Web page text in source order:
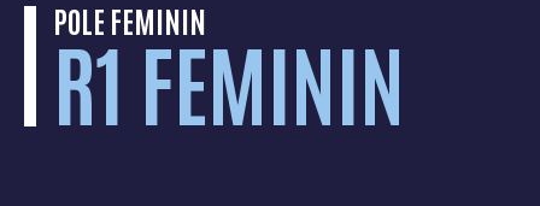
POLE FEMININ
R1 FEMININ